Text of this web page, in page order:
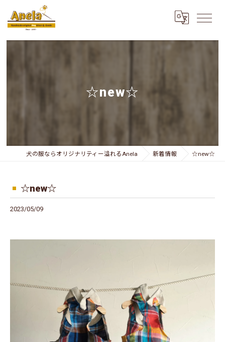
☆new☆
犬の服ならオリジナリティー溢れるAnela 新着情報 ☆new☆
☆new☆
2023/05/09